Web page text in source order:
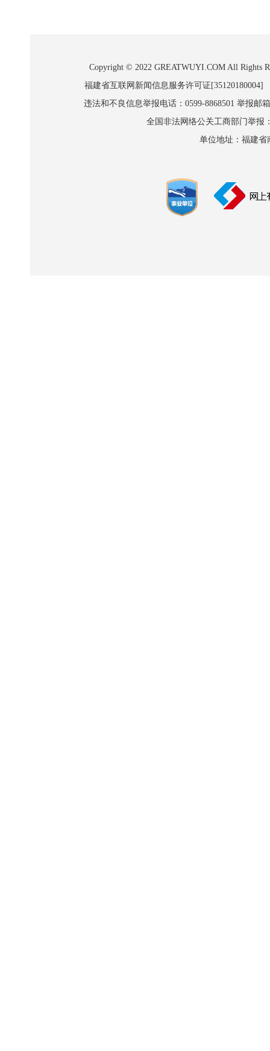
Copyright © 2022 GREATWUYI.COM All Rights
福建省互联网新闻信息服务许可证
违法和不良信息举报电话：0599-8868501 举报邮
全国非法网络公关工商部门举报
单位地址：福建省